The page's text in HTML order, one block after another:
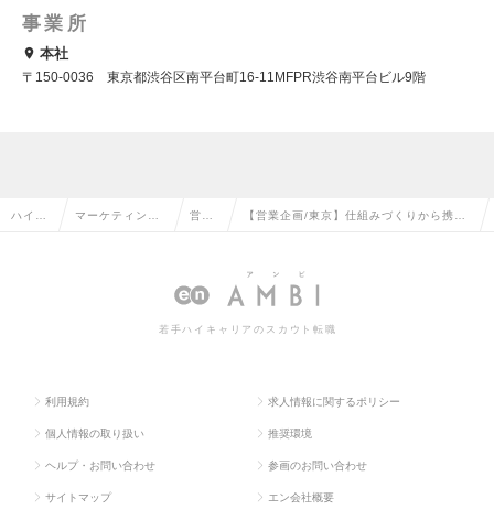
事業所
本社
〒150‐0036 東京都渋谷区南平台町16-11MFPR渋谷南平台ビル9階
ハイク マーケティン 営業
の転
【営業企画/東京】仕組みづくりから携わ
場会社グループ◆裁量◎の求人情報
若手ハイキャリアのスカウト転職
利用規約 求人情報に関するポリシー
個人情報の取り扱い 推奨環境
ヘルプ・お問い合わせ 参画のお問い合わせ
サイトマップ エン会社概要